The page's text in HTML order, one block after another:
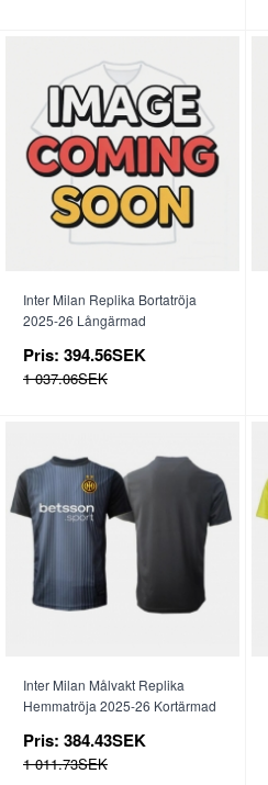
Inter Milan Replika Bortatröja
2025-26 Långärmad
Pris: 394.56SEK
1 037.06SEK
Inter Milan Målvakt Replika
Hemmatröja 2025-26 Kortärmad
Pris: 384.43SEK
1 011.73SEK